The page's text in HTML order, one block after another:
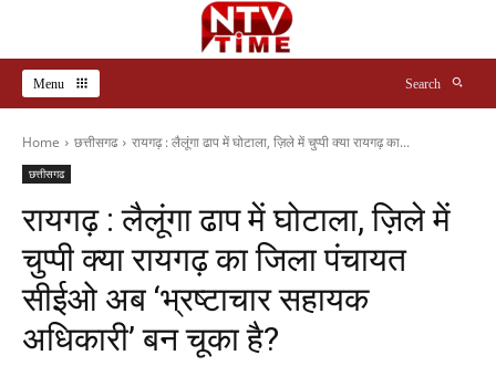
Menu Search
Home छत्तीसगढ रायगढ़ : लैलूंगा ढाप में घोटाला, ज़िले में चुप्पी क्या रायगढ़ का...
छत्तीसगढ
रायगढ़ : लैलूंगा ढाप में घोटाला, ज़िले में
चुप्पी क्या रायगढ़ का जिला पंचायत
सीईओ अब ‘भ्रष्टाचार सहायक
अधिकारी’ बन चूका है?